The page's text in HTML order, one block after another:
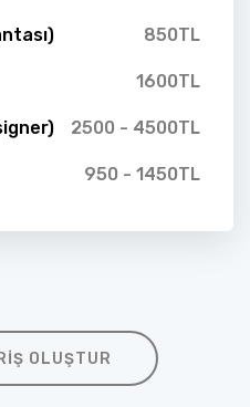
850TL
1600TL
2500 - 4500TL
950 - 1450TL
OLUŞTUR